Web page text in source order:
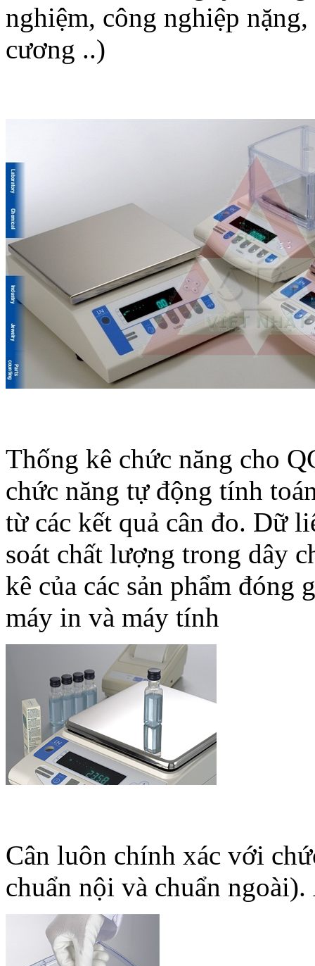
nghiệm, công nghiệp
cương ..)
Thống kê chức năng cho
chức năng tự động tính
từ các kết quả cân đo. Dữ
soát chất lượng trong dây
kê của các sản phẩm đóng
máy in và máy tính
Cân luôn chính xác với
chuẩn nội và chuẩn